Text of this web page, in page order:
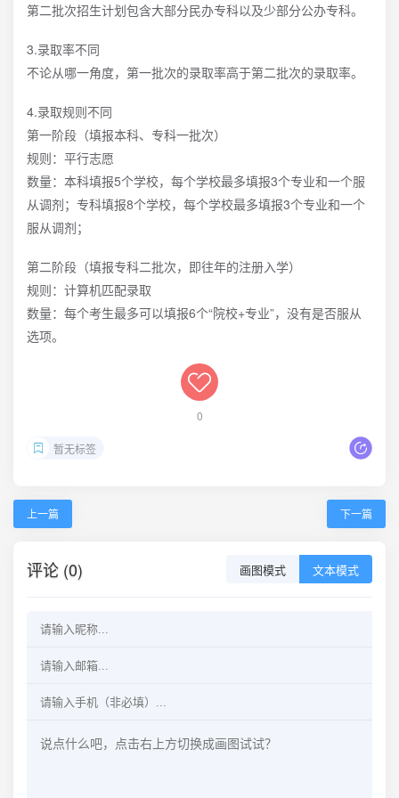
第二批次招生计划包含大部分民办专科以及少部分公办专科。
3.录取率不同
不论从哪一角度，第一批次的录取率高于第二批次的录取率。
4.录取规则不同
第一阶段（填报本科、专科一批次）
规则：平行志愿
数量：本科填报5个学校，每个学校最多填报3个专业和一个服
从调剂；专科填报8个学校，每个学校最多填报3个专业和一个
服从调剂；
第二阶段（填报专科二批次，即往年的注册入学）
规则：计算机匹配录取
数量：每个考生最多可以填报6个“院校+专业”，没有是否服从
选项。
0
暂无标签
上一篇 下一篇
评论 (0) 画图模式 文本模式